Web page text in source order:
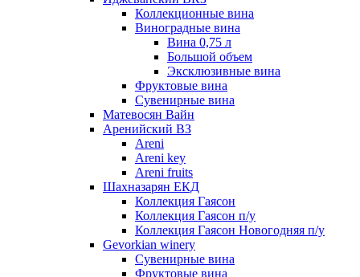
Коллекционные вина
Виноградные вина
Вина 0,75 л
Большой объем
Эксклюзивные вина
Фруктовые вина
Cувенирные вина
Матевосян Вайн
Аренийский ВЗ
Areni
Areni key
Areni fruits
Шахназарян ЕКД
Коллекция Гаясон
Коллекция Гаясон п/у
Коллекция Гаясон Новогодняя п/у
Gevorkian winery
Сувенирные вина
Фруктовые вина